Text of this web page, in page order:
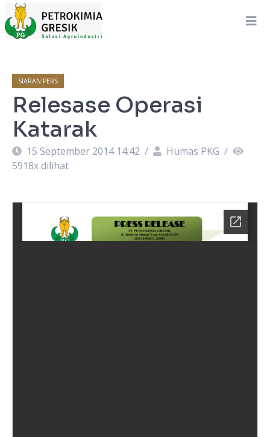
SIARAN PERS
Relesase Operasi
Katarak
15 September 2014 14:42 / Humas PKG /
5918x dilihat